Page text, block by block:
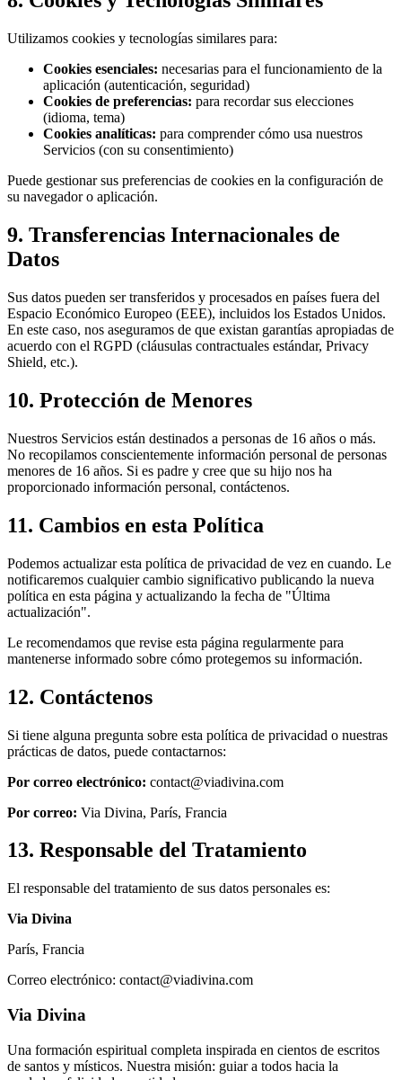
Utilizamos cookies y tecnologías similares para:
Cookies esenciales: necesarias para el funcionamiento de la
aplicación (autenticación, seguridad)
Cookies de preferencias: para recordar sus elecciones
(idioma, tema)
Cookies analíticas: para comprender cómo usa nuestros
Servicios (con su consentimiento)
Puede gestionar sus preferencias de cookies en la configuración de
su navegador o aplicación.
9. Transferencias Internacionales de
Datos
Sus datos pueden ser transferidos y procesados en países fuera del
Espacio Económico Europeo (EEE), incluidos los Estados Unidos.
En este caso, nos aseguramos de que existan garantías apropiadas de
acuerdo con el RGPD (cláusulas contractuales estándar, Privacy
Shield, etc.).
10. Protección de Menores
Nuestros Servicios están destinados a personas de 16 años o más.
No recopilamos conscientemente información personal de personas
menores de 16 años. Si es padre y cree que su hijo nos ha
proporcionado información personal, contáctenos.
11. Cambios en esta Política
Podemos actualizar esta política de privacidad de vez en cuando. Le
notificaremos cualquier cambio significativo publicando la nueva
política en esta página y actualizando la fecha de "Última
actualización".
Le recomendamos que revise esta página regularmente para
mantenerse informado sobre cómo protegemos su información.
12. Contáctenos
Si tiene alguna pregunta sobre esta política de privacidad o nuestras
prácticas de datos, puede contactarnos:
Por correo electrónico: contact@viadivina.com
Por correo: Via Divina, París, Francia
13. Responsable del Tratamiento
El responsable del tratamiento de sus datos personales es:
Via Divina
París, Francia
Correo electrónico: contact@viadivina.com
Via Divina
Una formación espiritual completa inspirada en cientos de escritos
de santos y místicos. Nuestra misión: guiar a todos hacia la